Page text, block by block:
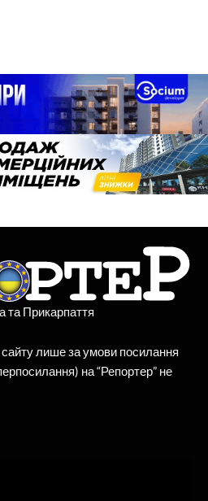
та Прикарпаття
сайту лише за умови посилання
на “Репортер” не